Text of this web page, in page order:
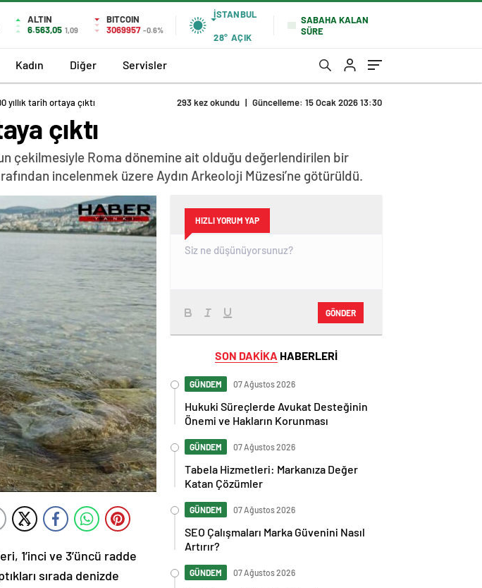
ALTIN
6.563,05 1,09
BITCOIN
3069957 -0.6%
İSTANBUL
28° AÇIK
SABAHA KALAN
SÜRE
Kadın Diğer Servisler
yıllık tarih ortaya çıktı 293 kez okundu | Güncelleme: 15 Ocak 2026 13:30
çıktı
çekilmesiyle Roma dönemine ait olduğu değerlendirilen bir
incelenmek üzere Aydın Arkeoloji Müzesi’ne götürüldü.
1’inci ve 3’üncü radde
sırada denizde
HIZLI YORUM YAP
GÖNDER
SON DAKİKA HABERLERİ
GÜNDEM 07 Ağustos 2026
Hukuki Süreçlerde Avukat Desteğinin
Önemi ve Hakların Korunması
GÜNDEM 07 Ağustos 2026
Tabela Hizmetleri: Markanıza Değer
Katan Çözümler
GÜNDEM 07 Ağustos 2026
SEO Çalışmaları Marka Güvenini Nasıl
Artırır?
GÜNDEM 07 Ağustos 2026